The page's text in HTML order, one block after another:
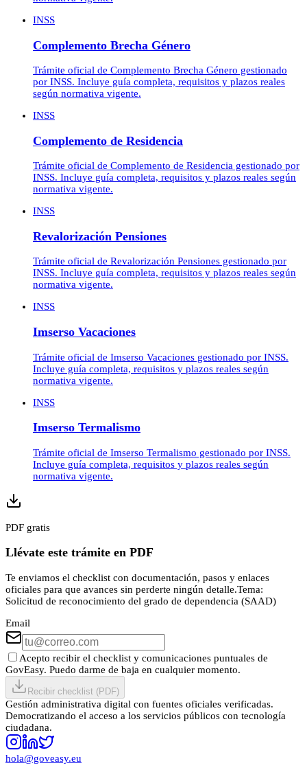
INSS
Complemento Brecha Género
Trámite oficial de Complemento Brecha Género gestionado
por INSS. Incluye guía completa, requisitos y plazos reales
según normativa vigente.
INSS
Complemento de Residencia
Trámite oficial de Complemento de Residencia gestionado por
INSS. Incluye guía completa, requisitos y plazos reales según
normativa vigente.
INSS
Revalorización Pensiones
Trámite oficial de Revalorización Pensiones gestionado por
INSS. Incluye guía completa, requisitos y plazos reales según
normativa vigente.
INSS
Imserso Vacaciones
Trámite oficial de Imserso Vacaciones gestionado por INSS.
Incluye guía completa, requisitos y plazos reales según
normativa vigente.
INSS
Imserso Termalismo
Trámite oficial de Imserso Termalismo gestionado por INSS.
Incluye guía completa, requisitos y plazos reales según
normativa vigente.
PDF gratis
Llévate este trámite en PDF
Te enviamos el checklist con documentación, pasos y enlaces
oficiales para que avances sin perderte ningún detalle.Tema:
Solicitud de reconocimiento del grado de dependencia (SAAD)
Email
Acepto recibir el checklist y comunicaciones puntuales de
GovEasy. Puedo darme de baja en cualquier momento.
Recibir checklist (PDF)
Gestión administrativa digital con fuentes oficiales verificadas.
Democratizando el acceso a los servicios públicos con tecnología
ciudadana.
hola@goveasy.eu